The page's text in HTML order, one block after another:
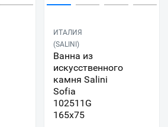
ИТАЛИЯ
(SALINI)
Ванна из
искусственного
камня Salini
Sofia
102511G
165х75